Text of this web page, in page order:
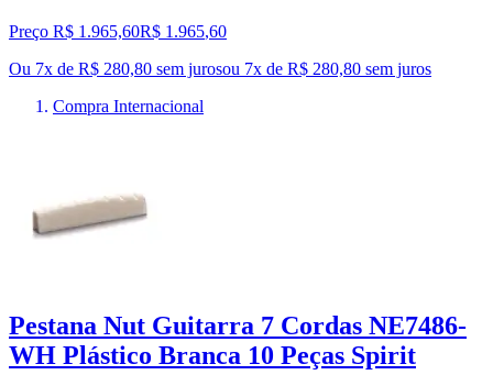
Preço R$ 1.965,60R$ 1.965,60
Ou 7x de R$ 280,80 sem jurosou 7x de R$ 280,80 sem juros
Compra Internacional
Pestana Nut Guitarra 7 Cordas NE7486-
WH Plástico Branca 10 Peças Spirit